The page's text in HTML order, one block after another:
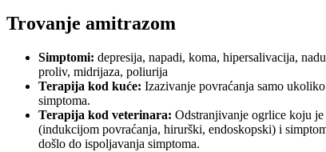
Trovanje amitrazom
Simptomi: depresija, napadi, koma, hipersalivacija,
proliv, midrijaza, poliurija
Terapija kod kuće: Izazivanje povraćanja samo
simptoma.
Terapija kod veterinara: Odstranjivanje ogrlice koju
(indukcijom povraćanja, hirurški, endoskopski) i
došlo do ispoljavanja simptoma.